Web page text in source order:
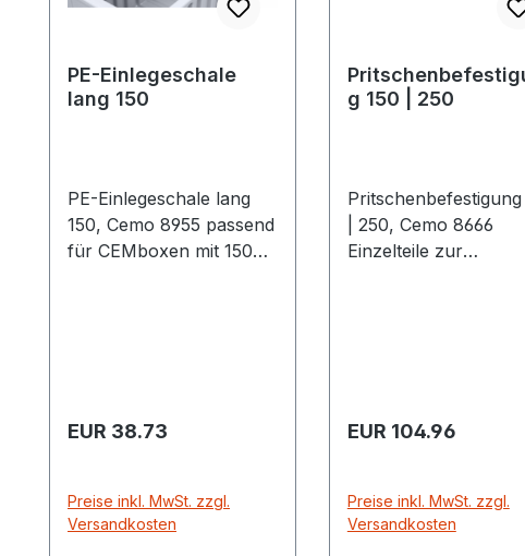
PE-Einlegeschale
lang 150
PE-Einlegeschale lang
150, Cemo 8955 passend
für CEMboxen mit 150
Regulärer Preis:
EUR 38.73
Preise inkl. MwSt. zzgl.
Versandkosten
g 150 | 250
Pritschenbefestigung
| 250, Cemo 8666
Einzelteile zur
Regulärer Preis:
EUR 104.96
Preise inkl. MwSt. zzgl.
Versandkosten